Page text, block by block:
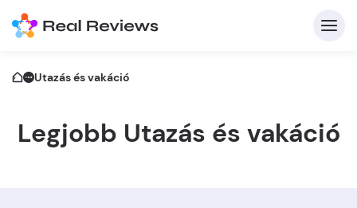
Utazás és vakáció
Legjobb Utazás és vakáció